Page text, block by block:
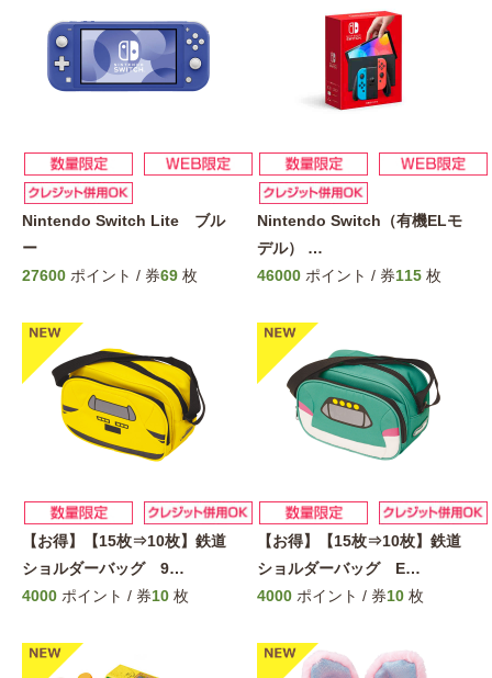
Nintendo Switch Lite ブル
ー
27600 ポイント / 券69 枚
Nintendo Switch（有機ELモ
デル） …
46000 ポイント / 券115 枚
【お得】【15枚⇒10枚】鉄道
ショルダーバッグ 9…
4000 ポイント / 券10 枚
【お得】【15枚⇒10枚】鉄道
ショルダーバッグ E…
4000 ポイント / 券10 枚